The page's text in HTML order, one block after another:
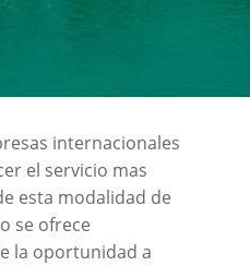
internacionales
el servicio mas
esta modalidad de
se ofrece
la oportunidad a